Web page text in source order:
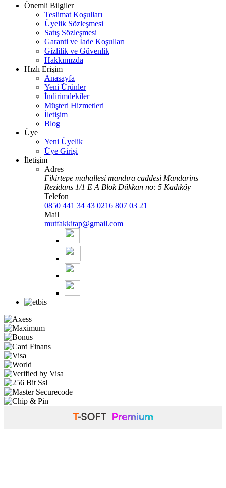
Önemli Bilgiler
Teslimat Koşulları
Üyelik Sözleşmesi
Satış Sözleşmesi
Garanti ve İade Koşulları
Gizlilik ve Güvenlik
Hakkımızda
Hızlı Erişim
Anasayfa
Yeni Ürünler
İndirimdekiler
Müşteri Hizmetleri
İletişim
Blog
Üye
Yeni Üyelik
Üye Girişi
İletişim
Adres
Fikirtepe mahallesi mandıra caddesi Mandarins
Rezidans 1/1 E A Blok Dükkan no: 5 Kadıköy
Telefon
0850 441 34 43 0216 807 03 21
Mail
mutfakkitap@gmail.com